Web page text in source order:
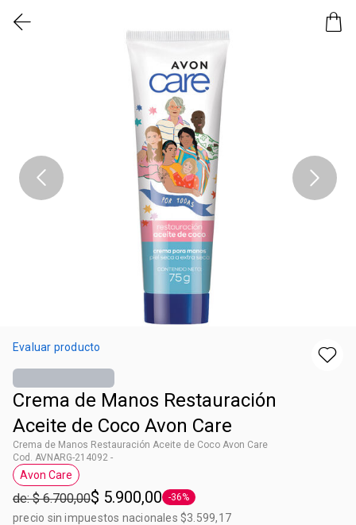
Evaluar producto
Crema de Manos Restauración
Aceite de Coco Avon Care
Crema de Manos Restauración Aceite de Coco Avon Care
Cod. AVNARG-214092 -
Etiqueta Avon Care
Avon Care
de: $ 6.700,00$ 5.900,00 Etiqueta -36%
-36%
precio sin impuestos nacionales $3.599,17